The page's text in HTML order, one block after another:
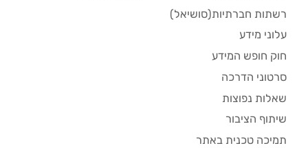
רשתות חברתיות(סושיאל)
עלוני מידע
חוק חופש המידע
סרטוני הדרכה
שאלות נפוצות
שיתוף הציבור
תמיכה טכנית באתר